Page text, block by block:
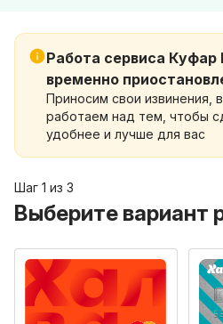
Работа сервиса Куфар
временно
Приносим свои извинения,
работаем над тем, чтобы
удобнее и лучше для вас
Шаг 1 из 3
Выберите вариант